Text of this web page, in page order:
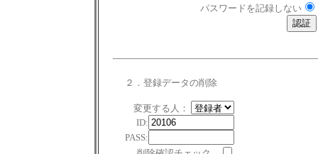
パスワードを記録しない
２．登録データの削除
変更する人：
ID:
PASS: